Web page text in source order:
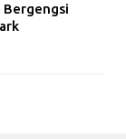
Bergengsi